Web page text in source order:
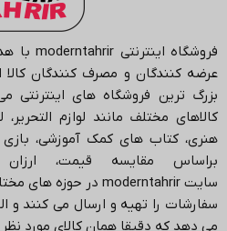
فروشگاه اینترنتی moderntahrir با
عرضه کنندگان و مصرف کنندگان
بزرگ ترین فروشگاه های اینترنتی
کالاهای مختلف مانند لوازم
هنری، کتاب های کمک آموزشی،
براساس مقایسه قیمت،
سایتmoderntahrir در حوزه های
سفارشات را تهیه و ارسال می کنند و
می دهد که دقیقا همان کالای مورد